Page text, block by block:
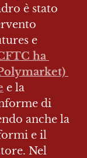
è stato
e
ha
e la
di
anche la
e il
Nel